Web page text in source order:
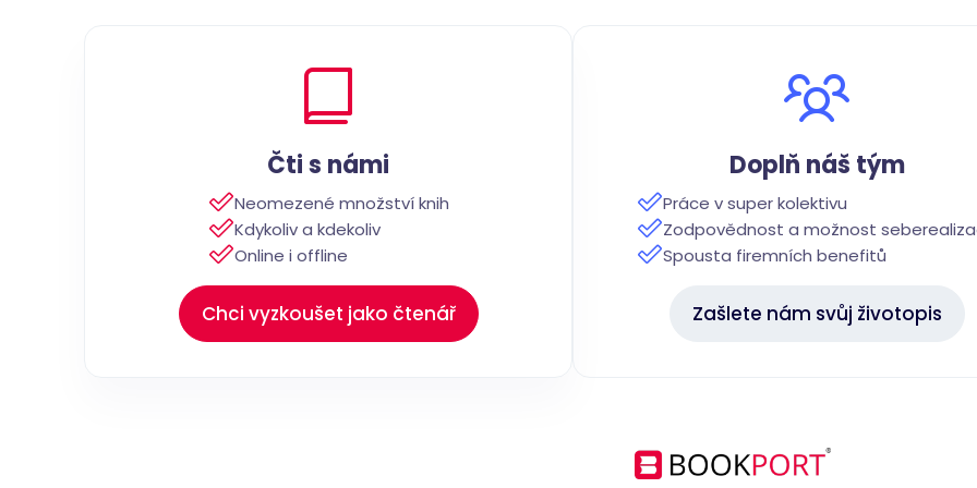
Čti s námi
Neomezené množství knih
Kdykoliv a kdekoliv
Online i offline
Chci vyzkoušet jako čtenář
Doplň náš tým
Práce v super kolektivu
Zodpovědnost a možnost
Spousta firemních benefitů
Zašlete nám svůj životopis